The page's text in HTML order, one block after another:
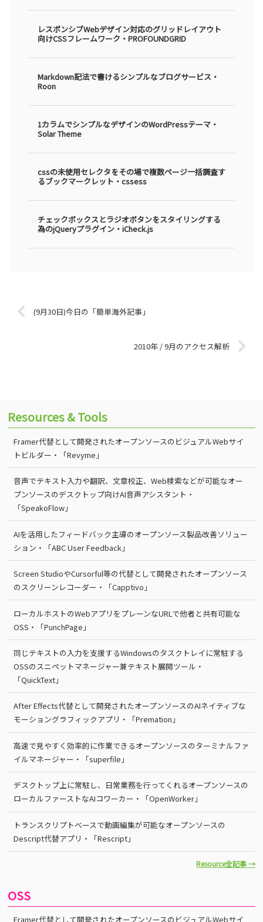
レスポンシブWebデザイン対応のグリッドレイアウト
向けCSSフレームワーク・PROFOUNDGRID
Markdown記法で書けるシンプルなブログサービス・
Roon
1カラムでシンプルなデザインのWordPressテーマ・
Solar Theme
cssの未使用セレクタをその場で複数ページ一括調査す
るブックマークレット・cssess
チェックボックスとラジオボタンをスタイリングする
為のjQueryプラグイン・iCheck.js
(9月30日)今日の「簡単海外記事」
2010年 / 9月のアクセス解析
Resources & Tools
Framer代替として開発されたオープンソースのビジュアルWebサイ
トビルダー・「Revyme」
音声でテキスト入力や翻訳、文章校正、Web検索などが可能なオー
プンソースのデスクトップ向けAI音声アシスタント・
「SpeakoFlow」
AIを活用したフィードバック主導のオープンソース製品改善ソリュー
ション・「ABC User Feedback」
Screen StudioやCursorful等の代替として開発されたオープンソース
のスクリーンレコーダー・「Capptivo」
ローカルホストのWebアプリをプレーンなURLで他者と共有可能な
OSS・「PunchPage」
同じテキストの入力を支援するWindowsのタスクトレイに常駐する
OSSのスニペットマネージャー兼テキスト展開ツール・
「QuickText」
After Effects代替として開発されたオープンソースのAIネイティブな
モーショングラフィックアプリ・「Premation」
高速で見やすく効率的に作業できるオープンソースのターミナルファ
イルマネージャー・「superfile」
デスクトップ上に常駐し、日常業務を行ってくれるオープンソースの
ローカルファーストなAIコワーカー・「OpenWorker」
トランスクリプトベースで動画編集が可能なオープンソースの
Descript代替アプリ・「Rescript」
Resource全記事 →
OSS
Framer代替として開発されたオープンソースのビジュアルWebサイ